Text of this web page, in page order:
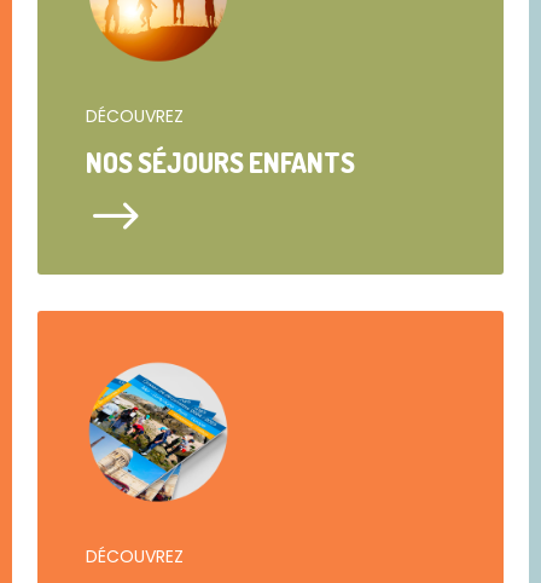
DÉCOUVREZ
NOS SÉJOURS ENFANTS
$
DÉCOUVREZ